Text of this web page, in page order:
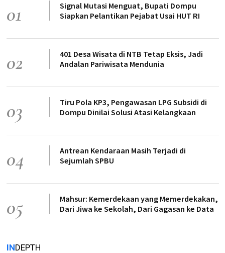
01
Signal Mutasi Menguat, Bupati Dompu
Siapkan Pelantikan Pejabat Usai HUT RI
02
401 Desa Wisata di NTB Tetap Eksis, Jadi
Andalan Pariwisata Mendunia
03
Tiru Pola KP3, Pengawasan LPG Subsidi di
Dompu Dinilai Solusi Atasi Kelangkaan
04
Antrean Kendaraan Masih Terjadi di
Sejumlah SPBU
05
Mahsur: Kemerdekaan yang Memerdekakan,
Dari Jiwa ke Sekolah, Dari Gagasan ke Data
INDEPTH